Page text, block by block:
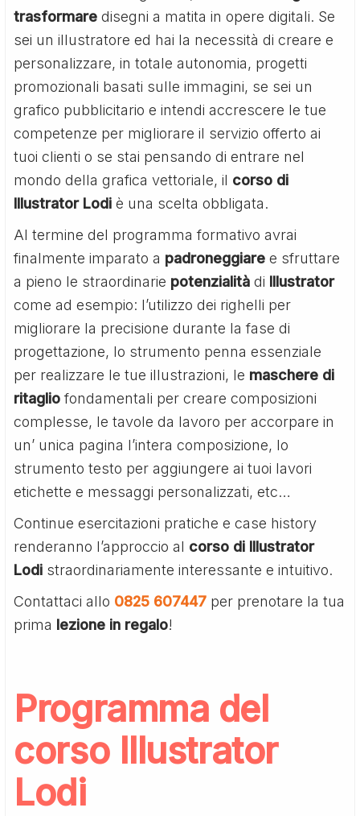
trasformare disegni a matita in opere digitali. Se
sei un illustratore ed hai la necessità di creare e
personalizzare, in totale autonomia, progetti
promozionali basati sulle immagini, se sei un
grafico pubblicitario e intendi accrescere le tue
competenze per migliorare il servizio offerto ai
tuoi clienti o se stai pensando di entrare nel
mondo della grafica vettoriale, il corso di
Illustrator Lodi è una scelta obbligata.
Al termine del programma formativo avrai
finalmente imparato a padroneggiare e sfruttare
a pieno le straordinarie potenzialità di Illustrator
come ad esempio: l’utilizzo dei righelli per
migliorare la precisione durante la fase di
progettazione, lo strumento penna essenziale
per realizzare le tue illustrazioni, le maschere di
ritagliofondamentali per creare composizioni
complesse, le tavole da lavoro per accorpare in
un’ unica pagina l’intera composizione, lo
strumento testo per aggiungere ai tuoi lavori
etichette e messaggi personalizzati, etc…
Continue esercitazioni pratiche e case history
renderanno l’approccio al corso di Illustrator
Lodi straordinariamente interessante e intuitivo.
Contattaci allo 0825 607447 per prenotare la tua
prima lezione in regalo!
Programma del
corso Illustrator
Lodi